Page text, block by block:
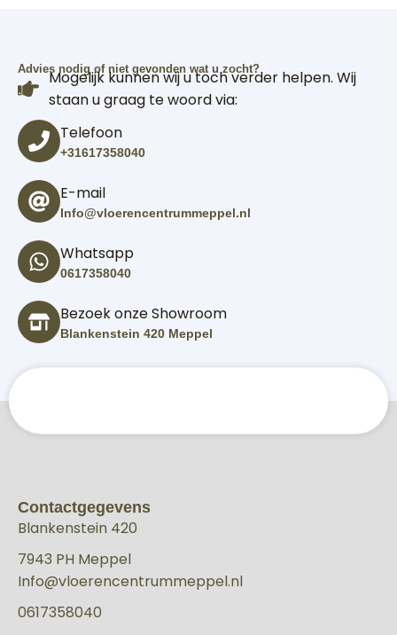
Advies nodig of niet gevonden wat u zocht?
Mogelijk kunnen wij u toch verder helpen. Wij
staan u graag te woord via:
Telefoon
+31617358040
E-mail
Info@vloerencentrummeppel.nl
Whatsapp
0617358040
Bezoek onze Showroom
Blankenstein 420 Meppel
Contactgegevens
Blankenstein 420
7943 PH Meppel
Info@vloerencentrummeppel.nl
0617358040